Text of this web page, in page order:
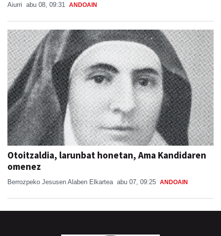
Aiurri abu 08, 09:31 ANDOAIN
Otoitzaldia, larunbat honetan, Ama Kandidaren
omenez
Berrozpeko Jesusen Alaben Elkartea abu 07, 09:25 ANDOAIN